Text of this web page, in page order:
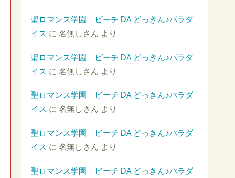
聖ロマンス学園 ビーチ DA どっきん♪パラダ
イス に 名無しさん より
聖ロマンス学園 ビーチ DA どっきん♪パラダ
イス に 名無しさん より
聖ロマンス学園 ビーチ DA どっきん♪パラダ
イス に 名無しさん より
聖ロマンス学園 ビーチ DA どっきん♪パラダ
イス に 名無しさん より
聖ロマンス学園 ビーチ DA どっきん♪パラダ